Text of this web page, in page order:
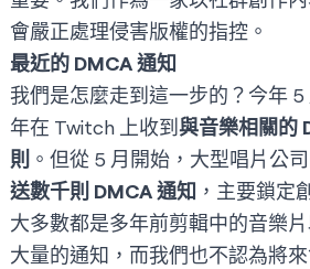
會嚴正處理侵害版權的指控。
最近的 DMCA 通知
我們是怎麼走到這一步的？今年
年在 Twitch 上收到 與音樂相關的
則 。但從 5 月開始，大型唱片公
送數千則 DMCA 通知 ，主要鎖定
大多數都是多年前剪輯中的音樂
大量的通知，而我們也不認為將來